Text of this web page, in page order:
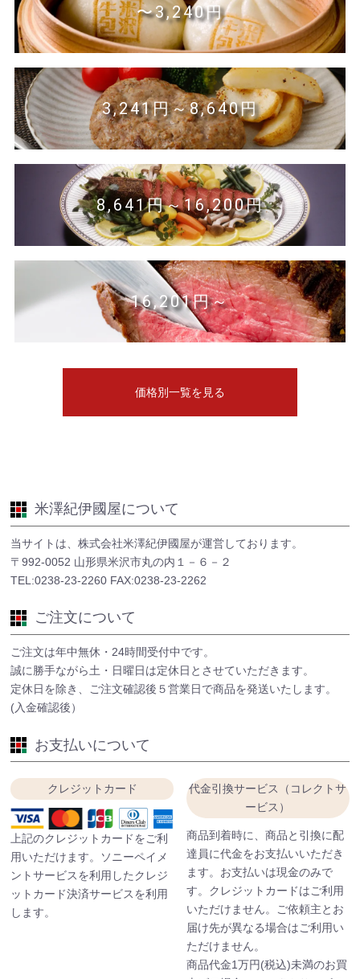
〜3,240円
3,241円～8,640円
8,641円～16,200円
16,201円～
価格別一覧を見る
米澤紀伊國屋について
当サイトは、株式会社米澤紀伊國屋が運営しております。
〒992-0052 山形県米沢市丸の内１－６－２
TEL:0238-23-2260 FAX:0238-23-2262
ご注文について
ご注文は年中無休・24時間受付中です。
誠に勝手ながら土・日曜日は定休日とさせていただきます。
定休日を除き、ご注文確認後５営業日で商品を発送いたします。
(入金確認後）
お支払いについて
クレジットカード
上記のクレジットカードをご利
用いただけます。ソニーペイメ
ントサービスを利用したクレジ
ットカード決済サービスを利用
します。
代金引換サービス（コレクトサ
ービス）
商品到着時に、商品と引換に配
達員に代金をお支払いいただき
ます。お支払いは現金のみで
す。クレジットカードはご利用
いただけません。ご依頼主とお
届け先が異なる場合はご利用い
ただけません。
商品代金1万円(税込)未満のお買